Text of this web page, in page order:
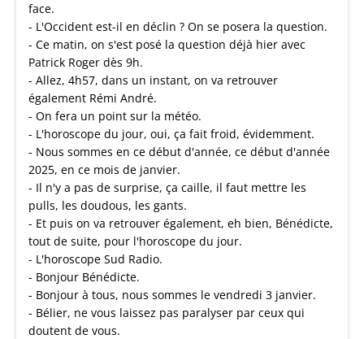
face.
- L'Occident est-il en déclin ? On se posera la question.
- Ce matin, on s'est posé la question déjà hier avec
Patrick Roger dès 9h.
- Allez, 4h57, dans un instant, on va retrouver
également Rémi André.
- On fera un point sur la météo.
- L'horoscope du jour, oui, ça fait froid, évidemment.
- Nous sommes en ce début d'année, ce début d'année
2025, en ce mois de janvier.
- Il n'y a pas de surprise, ça caille, il faut mettre les
pulls, les doudous, les gants.
- Et puis on va retrouver également, eh bien, Bénédicte,
tout de suite, pour l'horoscope du jour.
- L'horoscope Sud Radio.
- Bonjour Bénédicte.
- Bonjour à tous, nous sommes le vendredi 3 janvier.
- Bélier, ne vous laissez pas paralyser par ceux qui
doutent de vous.